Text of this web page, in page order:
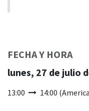
FECHA Y HORA
lunes, 27 de julio
13:00 14:00 (